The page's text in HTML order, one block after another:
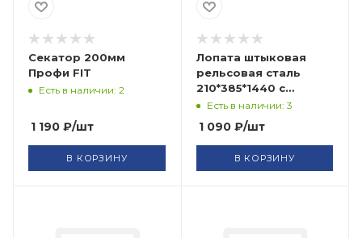
Секатор 200мм
Профи FIT
Есть в наличии: 2
1 190 ₽/шт
В КОРЗИНУ
Лопата штыковая
рельсовая сталь
210*385*1440 с
черенком FIT
Есть в наличии: 3
1 090₽/шт
В КОРЗИНУ